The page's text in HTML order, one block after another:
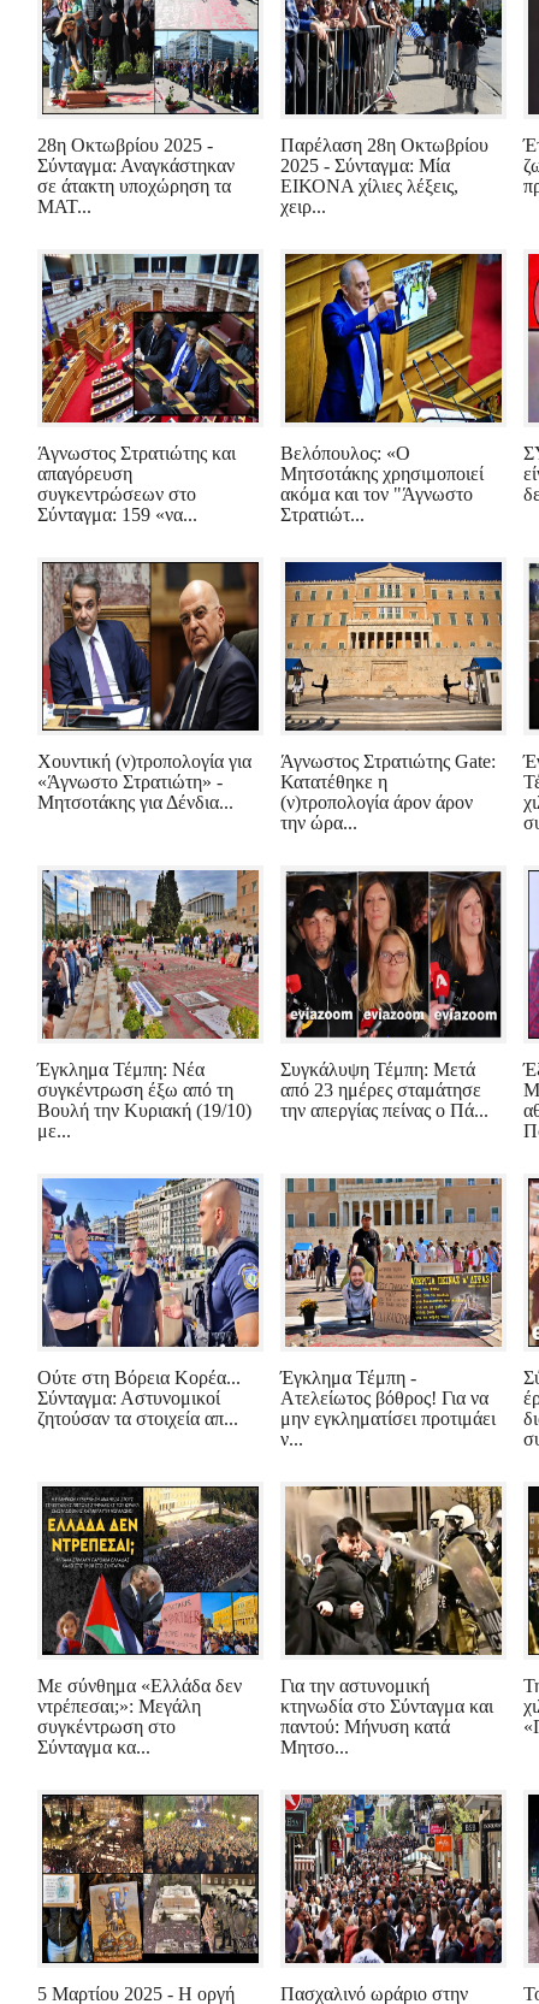
28η Οκτωβρίου 2025 -
Σύνταγμα: Αναγκάστηκαν
σε άτακτη υποχώρηση τα
ΜΑΤ...
Παρέλαση 28η Οκτωβρίου
2025 - Σύνταγμα: Μία
ΕΙΚΟΝΑ χίλιες λέξεις,
χειρ...
Άγνωστος Στρατιώτης και
απαγόρευση
συγκεντρώσεων στο
Σύνταγμα: 159 «να...
Βελόπουλος: «Ο
Μητσοτάκης χρησιμοποιεί
ακόμα και τον "Άγνωστο
Στρατιώτ...
Χουντική (ν)τροπολογία για
«Άγνωστο Στρατιώτη» -
Μητσοτάκης για Δένδια...
Άγνωστος Στρατιώτης Gate:
Κατατέθηκε η
(ν)τροπολογία άρον άρον
την ώρα...
Έγκλημα Τέμπη: Νέα
συγκέντρωση έξω από τη
Βουλή την Κυριακή (19/10)
με...
Συγκάλυψη Τέμπη: Μετά
από 23 ημέρες σταμάτησε
την απεργίας πείνας ο Πά...
Ούτε στη Βόρεια Κορέα...
Σύνταγμα: Αστυνομικοί
ζητούσαν τα στοιχεία απ...
Έγκλημα Τέμπη -
Ατελείωτος βόθρος! Για να
μην εγκληματίσει προτιμάει
ν...
Με σύνθημα «Ελλάδα δεν
ντρέπεσαι;»: Μεγάλη
συγκέντρωση στο
Σύνταγμα κα...
Για την αστυνομική
κτηνωδία στο Σύνταγμα και
παντού: Μήνυση κατά
Μητσο...
5 Μαρτίου 2025 - Η οργή Πασχαλινό ωράριο στην